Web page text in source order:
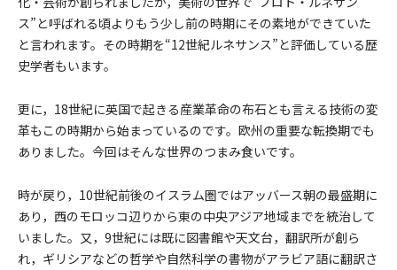
ス”と呼ばれる頃よりもう少し前の時期にその素地ができていた
と言われます。その時期を“12世紀ルネサンス”と評価している歴
史学者もいます。
更に，18世紀に英国で起きる産業革命の布石とも言える技術の変
革もこの時期から始まっているのです。欧州の重要な転換期でも
ありました。今回はそんな世界のつまみ食いです。
時が戻り，10世紀前後のイスラム圏ではアッバース朝の最盛期に
あり，西のモロッコ辺りから東の中央アジア地域までを統治して
いました。又，9世紀には既に図書館や天文台，翻訳所が創ら
れ，ギリシアなどの哲学や自然科学の書物がアラビア語に翻訳さ